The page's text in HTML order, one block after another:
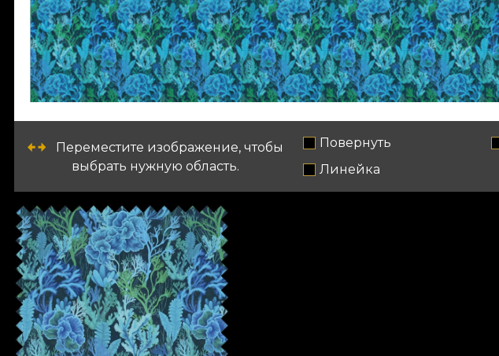
Переместите изображение, чтобы
выбрать нужную область.
Повернуть
Линейка